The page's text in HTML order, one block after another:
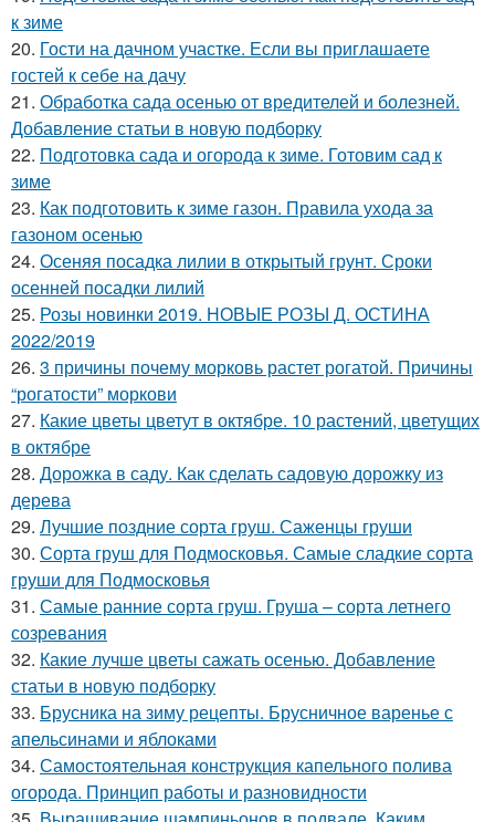
к зиме
20. Гости на дачном участке. Если вы приглашаете
гостей к себе на дачу
21. Обработка сада осенью от вредителей и болезней.
Добавление статьи в новую подборку
22. Подготовка сада и огорода к зиме. Готовим сад к
зиме
23. Как подготовить к зиме газон. Правила ухода за
газоном осенью
24. Осеняя посадка лилии в открытый грунт. Сроки
осенней посадки лилий
25. Розы новинки 2019. НОВЫЕ РОЗЫ Д. ОСТИНА
2022/2019
26. 3 причины почему морковь растет рогатой. Причины
“рогатости” моркови
27. Какие цветы цветут в октябре. 10 растений, цветущих
в октябре
28. Дорожка в саду. Как сделать садовую дорожку из
дерева
29. Лучшие поздние сорта груш. Саженцы груши
30. Сорта груш для Подмосковья. Самые сладкие сорта
груши для Подмосковья
31. Самые ранние сорта груш. Груша – сорта летнего
созревания
32. Какие лучше цветы сажать осенью. Добавление
статьи в новую подборку
33. Брусника на зиму рецепты. Брусничное варенье с
апельсинами и яблоками
34. Самостоятельная конструкция капельного полива
огорода. Принцип работы и разновидности